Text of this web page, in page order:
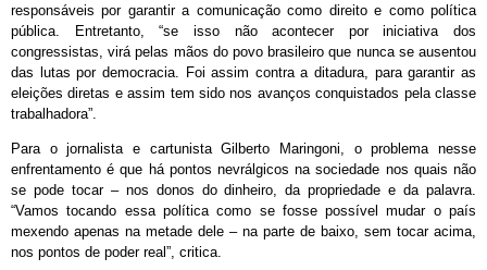
responsáveis por garantir a comunicação como direito e como política
pública. Entretanto, “se isso não acontecer por iniciativa dos
congressistas, virá pelas mãos do povo brasileiro que nunca se ausentou
das lutas por democracia. Foi assim contra a ditadura, para garantir as
eleições diretas e assim tem sido nos avanços conquistados pela classe
trabalhadora”.
Para o jornalista e cartunista Gilberto Maringoni, o problema nesse
enfrentamento é que há pontos nevrálgicos na sociedade nos quais não
se pode tocar – nos donos do dinheiro, da propriedade e da palavra.
“Vamos tocando essa política como se fosse possível mudar o país
mexendo apenas na metade dele – na parte de baixo, sem tocar acima,
nos pontos de poder real”, critica.